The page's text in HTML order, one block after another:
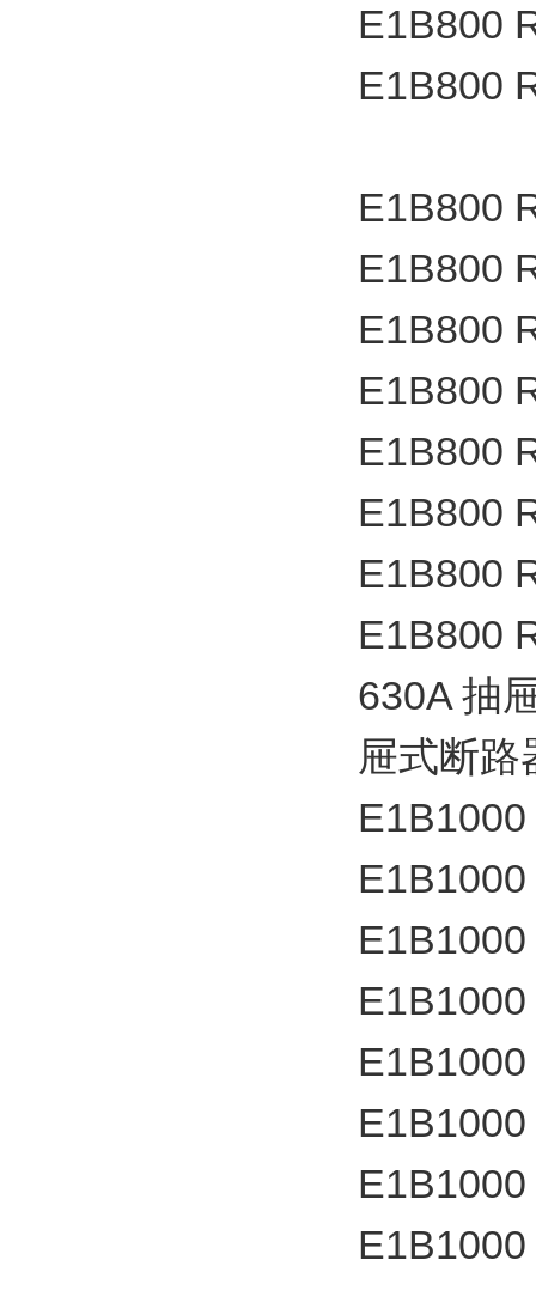
E1B800
E1B800
E1B800
E1B800
E1B800
E1B800
E1B800
E1B800
E1B800
E1B800
630A 抽
屉式